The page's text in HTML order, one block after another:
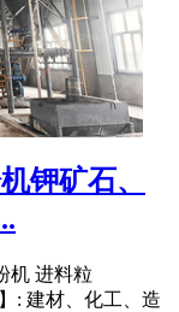
钾矿石、
机 进料粒
: 建材、化工、造